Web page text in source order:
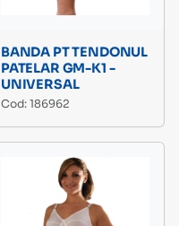
BANDA PT TENDONUL
PATELAR GM-K1 -
UNIVERSAL
Cod: 186962